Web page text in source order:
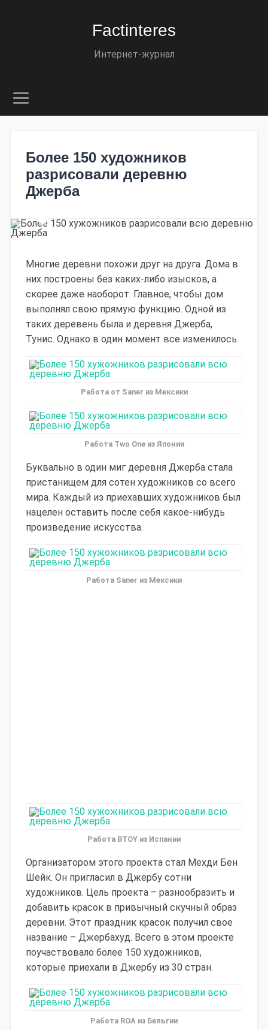
Factinteres
Интернет-журнал
Более 150 художников
разрисовали деревню
Джерба
Многие деревни похожи друг на друга. Дома в
них построены без каких-либо изысков, а
скорее даже наоборот. Главное, чтобы дом
выполнял свою прямую функцию. Одной из
таких деревень была и деревня Джерба,
Тунис. Однако в один момент все изменилось.
Работа от Saner из Мексики
Работа Two One из Японии
Буквально в один миг деревня Джерба стала
пристанищем для сотен художников со всего
мира. Каждый из приехавших художников был
нацелен оставить после себя какое-нибудь
произведение искусства.
Работа Saner из Мексики
Работа BTOY из Испании
Организатором этого проекта стал Мехди Бен
Шейк. Он пригласил в Джербу сотни
художников. Цель проекта – разнообразить и
добавить красок в привычный скучный образ
деревни. Этот праздник красок получил свое
название – Джербахуд. Всего в этом проекте
поучаствовало более 150 художников,
которые приехали в Джербу из 30 стран.
Работа ROA из Бельгии